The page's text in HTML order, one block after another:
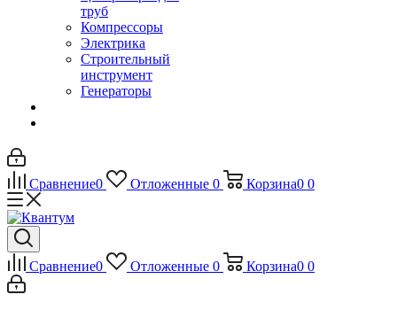
труб
Компрессоры
Электрика
Строительный
инструмент
Генераторы
Сравнение0 Отложенные 0 Корзина0 0
Сравнение0 Отложенные 0 Корзина0 0